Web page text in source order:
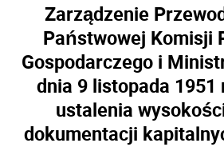
Zarządzenie
Państwowej Komisji
Gospodarczego i
dnia 9 listopada 1951
ustalenia
dokumentacji